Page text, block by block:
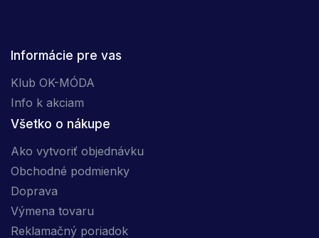
Informácie pre vas
Klub OK-MÓDA
Info k akciam
Všetko o nákupe
Ako vytvoriť objednávku
Obchodné podmienky
Doprava
Výmena tovaru
Reklamačný poriadok